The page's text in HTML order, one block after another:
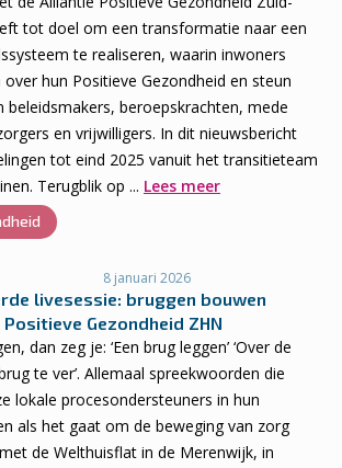
tot doel om een transformatie naar een
te realiseren, waarin inwoners
hun Positieve Gezondheid en steun
beleidsmakers, beroepskrachten, mede
en vrijwilligers. In dit nieuwsbericht
tot eind 2025 vanuit het transitieteam
Terugblik op ... Lees meer
8 januari 2026
livesessie: bruggen bouwen
Gezondheid ZHN
dan zeg je: ‘Een brug leggen’ ‘Over de
te ver’. Allemaal spreekwoorden die
lokale procesondersteuners in hun
als het gaat om de beweging van zorg
de Welthuisflat in de Merenwijk, in